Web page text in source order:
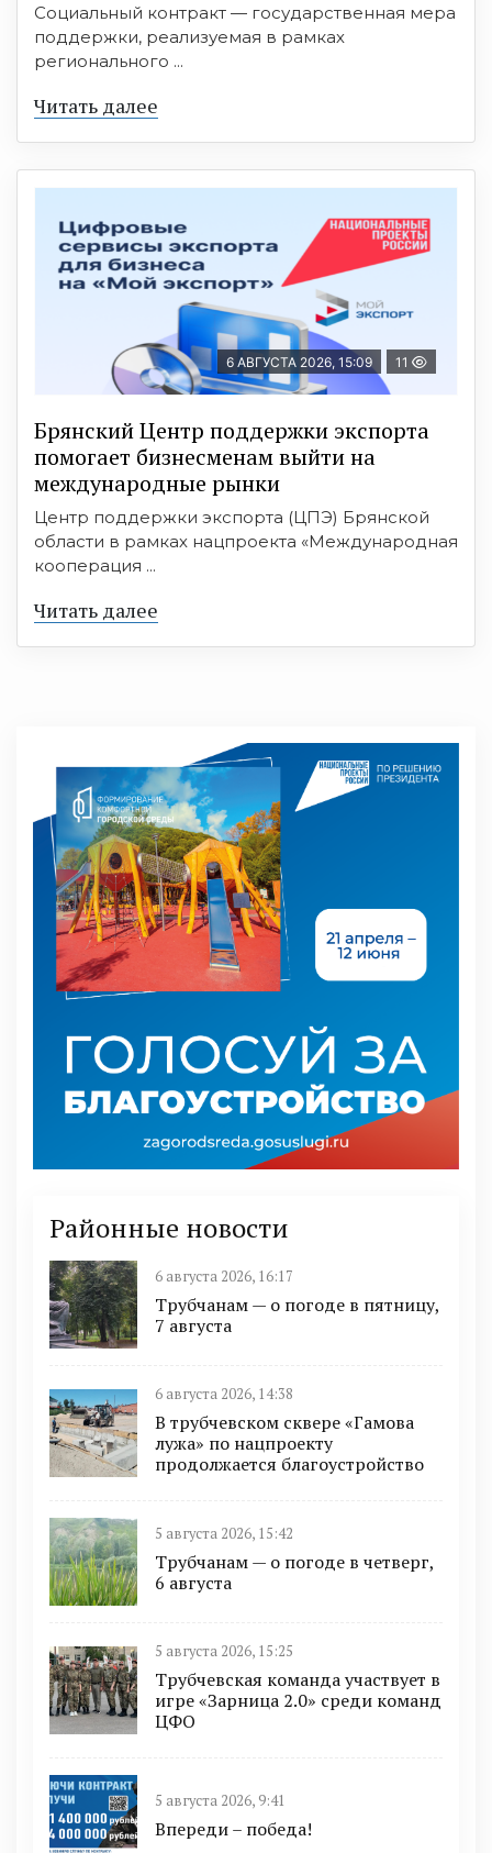
Социальный контракт — государственная мера
поддержки, реализуемая в рамках
регионального ...
Читать далее
6 АВГУСТА 2026, 15:09 11
Брянский Центр поддержки экспорта
помогает бизнесменам выйти на
международные рынки
Центр поддержки экспорта (ЦПЭ) Брянской
области в рамках нацпроекта «Международная
кооперация ...
Читать далее
Районные новости
6 августа 2026, 16:17
Трубчанам — о погоде в пятницу,
7 августа
6 августа 2026, 14:38
В трубчевском сквере «Гамова
лужа» по нацпроекту
продолжается благоустройство
5 августа 2026, 15:42
Трубчанам — о погоде в четверг,
6 августа
5 августа 2026, 15:25
Трубчевская команда участвует в
игре «Зарница 2.0» среди команд
ЦФО
5 августа 2026, 9:41
Впереди – победа!